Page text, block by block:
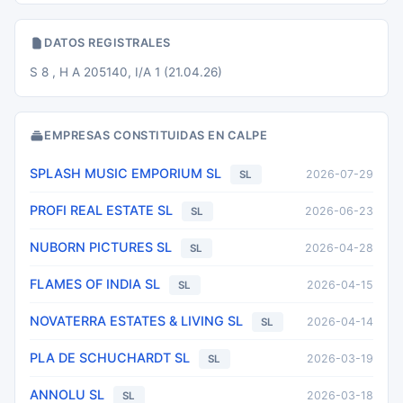
DATOS REGISTRALES
S 8 , H A 205140, I/A 1 (21.04.26)
EMPRESAS CONSTITUIDAS EN CALPE
SPLASH MUSIC EMPORIUM SL SL 2026-07-29
PROFI REAL ESTATE SL SL 2026-06-23
NUBORN PICTURES SL SL 2026-04-28
FLAMES OF INDIA SL SL 2026-04-15
NOVATERRA ESTATES & LIVING SL SL 2026-04-14
PLA DE SCHUCHARDT SL SL 2026-03-19
ANNOLU SL SL 2026-03-18